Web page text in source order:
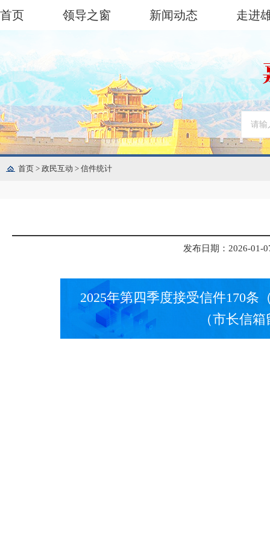
首页 领导之窗 新闻动态 走进
首页 > 政民互动 > 信件统计
发布日期：2026-01-
2025年第四季度接受信件170条
（市长信